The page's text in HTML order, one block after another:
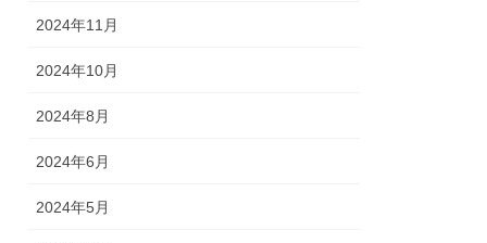
2024年11月
2024年10月
2024年8月
2024年6月
2024年5月